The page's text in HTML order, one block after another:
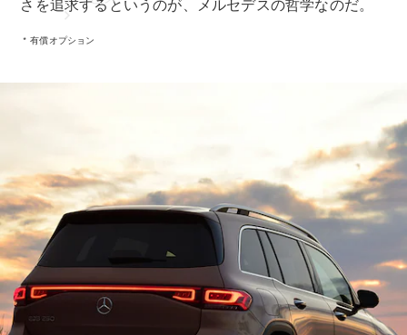
アフターサ
ービス
メルセデス
の電気自動
車を選ぶ理
由
さを追求するというのが、メルセデスの哲学なのだ。
* 有償オプション